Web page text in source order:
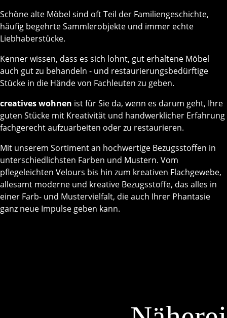
Schöne alte Möbel sind oft Teil der Familiengeschichte,
häufig begehrte Sammlerobjekte und immer echte
Liebhaberstücke.
Kenner wissen, dass es sich lohnt, gut erhaltene Möbel
auch gut zu behandeln - und restaurierungsbedürftige
Stücke in die Hände von Fachleuten zu geben.
creatives wohnen ist für Sie da, wenn es darum geht, Ihre
guten Stücke mit Kreativität und handwerklicher Erfahrung
fachgerecht aufzuarbeiten oder zu restaurieren.
Mit unserem Sortiment an hochwertige Bezugsstoffen in
unterschiedlichsten Farben und Mustern. Vom
pflegeleichten Velours bis hin zum kreativen Flachgewebe,
allesamt moderne und kreative Bezugsstoffe, das alles in
einer Farb- und Mustervielfalt, die auch Ihrer Phantasie
ganz neue Impulse geben kann.